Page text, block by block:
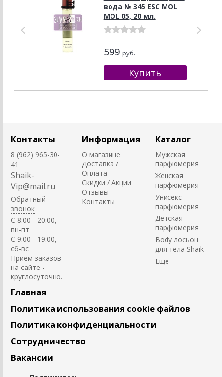
вода № 345 ESC MOL
MOL 05, 20 мл.
599 руб.
Контакты
8 (962) 965-30-
41
Shaik-
Vip@mail.ru
Обратный
звонок
C 8:00 - 20:00,
пн-пт
С 9:00 - 19:00,
сб-вс
Приём заказов
на сайте -
круглосуточно.
Информация
О магазине
Доставка /
Оплата
Скидки / Акции
Отзывы
Контакты
Каталог
Мужская
парфюмерия
Женская
парфюмерия
Унисекс
парфюмерия
Детская
парфюмерия
Body лосьон
для тела Shaik
Главная
Политика использования cookie файлов
Политика конфиденциальности
Сотрудничество
Вакансии